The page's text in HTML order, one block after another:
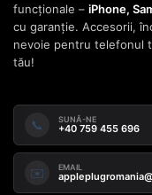
funcționale – iPhone,
cu garanție. Accesorii,
nevoie pentru telefonul
tău!
📞 SUNĂ-NE
+40 759 455 696
✉️ EMAIL